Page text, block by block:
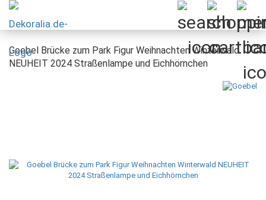
Goebel Brücke zum Park Figur Weihnachten Winterwald
NEUHEIT 2024 Straßenlampe und Eichhörnchen